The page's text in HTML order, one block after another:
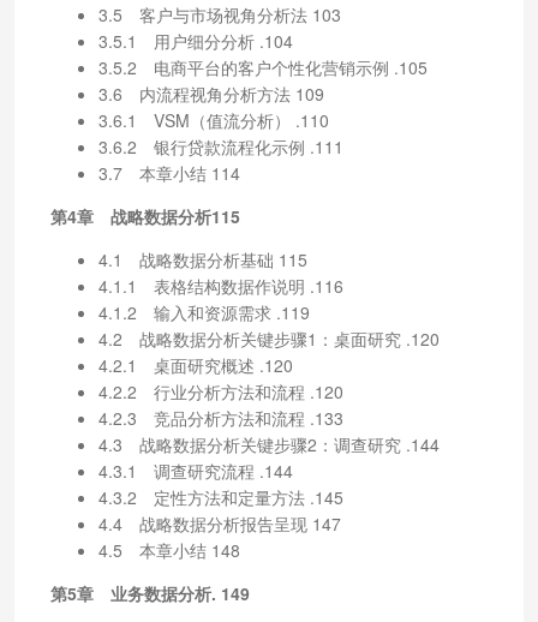
3.5 客户与市场视角分析法 103
3.5.1 用户细分分析 .104
3.5.2 电商平台的客户个性化营销示例 .105
3.6 内流程视角分析方法 109
3.6.1 VSM（值流分析） .110
3.6.2 银行贷款流程化示例 .111
3.7 本章小结 114
第4章 战略数据分析115
4.1 战略数据分析基础 115
4.1.1 表格结构数据作说明 .116
4.1.2 输入和资源需求 .119
4.2 战略数据分析关键步骤1：桌面研究 .120
4.2.1 桌面研究概述 .120
4.2.2 行业分析方法和流程 .120
4.2.3 竞品分析方法和流程 .133
4.3 战略数据分析关键步骤2：调查研究 .144
4.3.1 调查研究流程 .144
4.3.2 定性方法和定量方法 .145
4.4 战略数据分析报告呈现 147
4.5 本章小结 148
第5章 业务数据分析. 149